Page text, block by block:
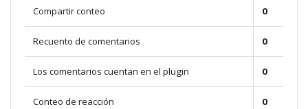
Compartir conteo 0
Recuento de comentarios 0
Los comentarios cuentan en el plugin 0
Conteo de reacción 0